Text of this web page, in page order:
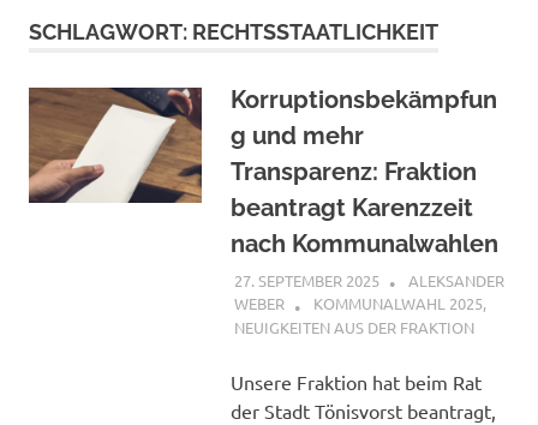
SCHLAGWORT: RECHTSSTAATLICHKEIT
Korruptionsbekämpfun
g und mehr
Transparenz: Fraktion
beantragt Karenzzeit
nach Kommunalwahlen
27. SEPTEMBER 2025
ALEKSANDER
WEBER
KOMMUNALWAHL 2025,
NEUIGKEITEN AUS DER FRAKTION
Unsere Fraktion hat beim Rat
der Stadt Tönisvorst beantragt,